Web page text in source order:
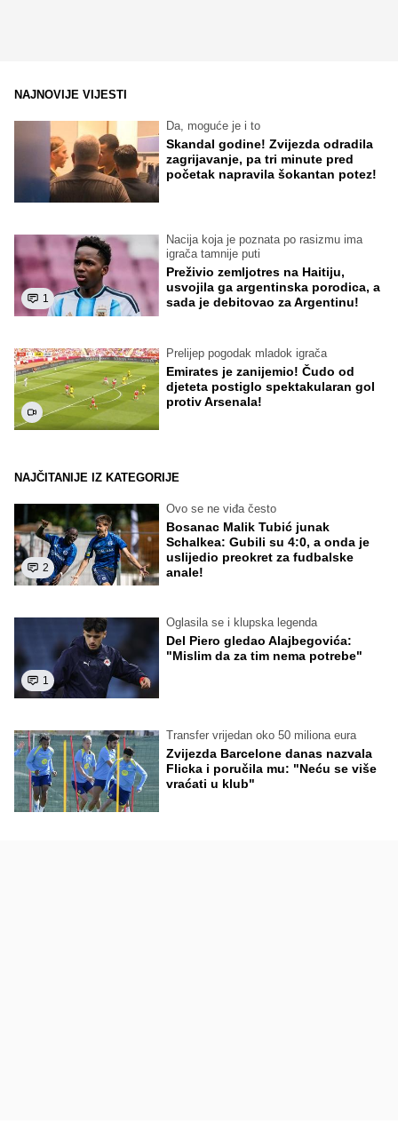
NAJNOVIJE VIJESTI
Da, moguće je i to
Skandal godine! Zvijezda odradila
zagrijavanje, pa tri minute pred
početak napravila šokantan potez!
1
Nacija koja je poznata po rasizmu ima
igrača tamnije puti
Preživio zemljotres na Haitiju,
usvojila ga argentinska porodica, a
sada je debitovao za Argentinu!
Prelijep pogodak mladok igrača
Emirates je zanijemio! Čudo od
djeteta postiglo spektakularan gol
protiv Arsenala!
NAJČITANIJE IZ KATEGORIJE
2
Ovo se ne viđa često
Bosanac Malik Tubić junak
Schalkea: Gubili su 4:0, a onda je
uslijedio preokret za fudbalske
anale!
1
Oglasila se i klupska legenda
Del Piero gledao Alajbegovića:
"Mislim da za tim nema potrebe"
Transfer vrijedan oko 50 miliona eura
Zvijezda Barcelone danas nazvala
Flicka i poručila mu: "Neću se više
vraćati u klub"